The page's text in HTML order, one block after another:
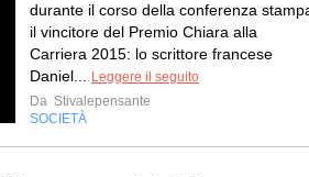
durante il corso della conferenza
il vincitore del Premio Chiara alla
Carriera 2015: lo scrittore francese
Daniel...
Leggere il seguito
Da Stivalepensante
SOCIETÀ